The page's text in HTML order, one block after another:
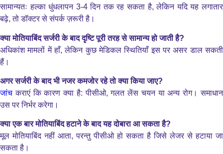
सामान्यतः हल्का धुंधलापन 3-4 दिन तक रह सकता है, लेकिन यदि यह लगातार
बढ़े, तो डॉक्टर से संपर्क ज़रूरी है।
क्या मोतियाबिंद सर्जरी के बाद दृष्टि पूरी तरह से सामान्य हो जाती है?
अधिकांश मामलों में हाँ, लेकिन कुछ मेडिकल स्थितियाँ इस पर असर डाल सकती
हैं।
अगर सर्जरी के बाद भी नजर कमजोर रहे तो क्या किया जाए?
जांचकराएं कि कारण क्या है: पीसीओ, गलत लेंस चयन या अन्य रोग। समाधान
उस पर निर्भर करेगा।
क्या एक बार मोतियाबिंद हटाने के बाद यह दोबारा आ सकता है?
मूल मोतियाबिंद नहीं आता, परन्तु पीसीओ हो सकता है जिसे लेजर से हटाया जा
सकता है।